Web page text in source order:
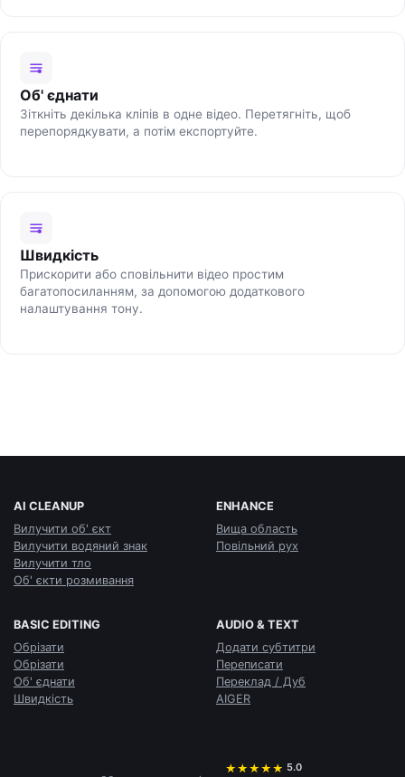
Об' єднати
Зіткніть декілька кліпів в одне відео. Перетягніть, щоб
перепорядкувати, а потім експортуйте.
Швидкість
Прискорити або сповільнити відео простим
багатопосиланням, за допомогою додаткового
налаштування тону.
AI CLEANUP
Вилучити об' єкт
Вилучити водяний знак
Вилучити тло
Об' єкти розмивання
ENHANCE
Вища область
Повільний рух
BASIC EDITING
Обрізати
Обрізати
Об' єднати
Швидкість
AUDIO & TEXT
Додати субтитри
Переписати
Переклад / Дуб
AIGER
★ ★ ★ ★ ★ 5.0